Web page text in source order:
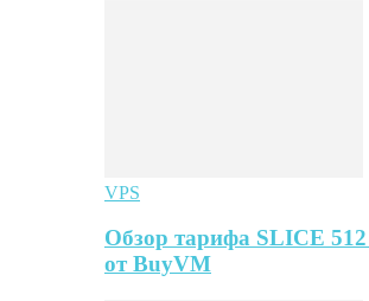
VPS
Обзор тарифа SLICE
от BuyVM